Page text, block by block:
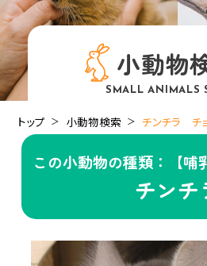
小動物
SMALL ANIMALS
トップ 小動物検索 チンチラ チ
この小動物の種類：【哺
チンチ